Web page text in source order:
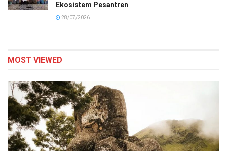
Ekosistem Pesantren
28/07/2026
MOST VIEWED